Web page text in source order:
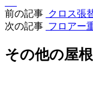
前の記事 クロス張
次の記事 フロアー
その他の屋